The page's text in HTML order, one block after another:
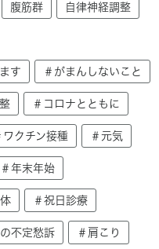
腹筋群 自律神経調整
す ＃がまんしないこと
＃コロナとともに
ワクチン接種 ＃元気
＃年末年始
＃祝日診療
不定愁訴 ＃肩こり